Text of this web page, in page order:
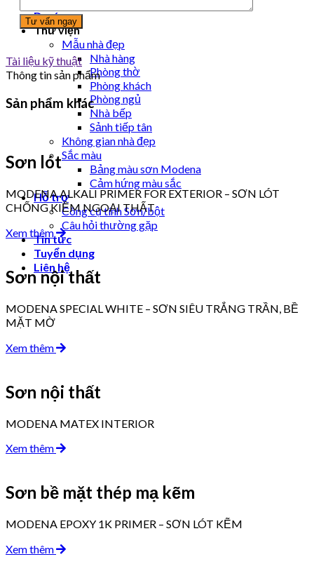
Dự án
Thư viện
Mẫu nhà đẹp
Nhà hàng
Phòng thờ
Phòng khách
Phòng ngủ
Nhà bếp
Sảnh tiếp tân
Không gian nhà đẹp
Sắc màu
Bảng màu sơn Modena
Cảm hứng màu sắc
Hỗ trợ
Công cụ tính Sơn/bột
Câu hỏi thường gặp
Tin tức
Tuyển dụng
Liên hệ
Tài liệu kỹ thuật
Thông tin sản phẩm
Sản phẩm khác
Sơn lót
MODENA ALKALI PRIMER FOR EXTERIOR – SƠN LÓT
CHỐNG KIỀM NGOẠI THẤT
Xem thêm
Sơn nội thất
MODENA SPECIAL WHITE – SƠN SIÊU TRẮNG TRẦN, BỀ
MẶT MỜ
Xem thêm
Sơn nội thất
MODENA MATEX INTERIOR
Xem thêm
Sơn bề mặt thép mạ kẽm
MODENA EPOXY 1K PRIMER – SƠN LÓT KẼM
Xem thêm